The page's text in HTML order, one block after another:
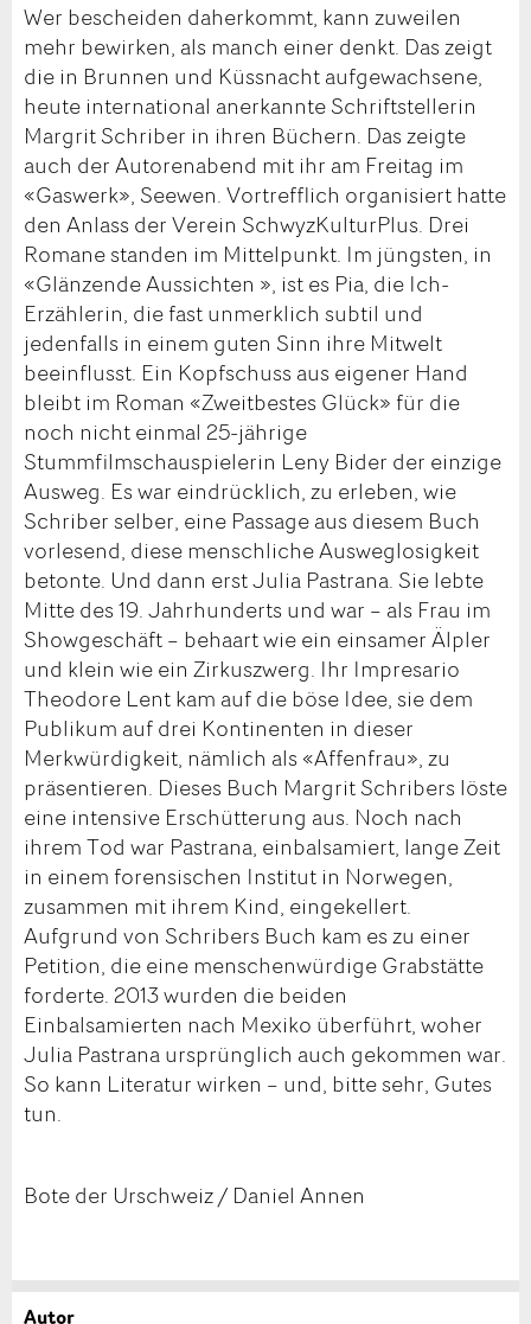
Wer bescheiden daherkommt, kann zuweilen
mehr bewirken, als manch einer denkt. Das zeigt
die in Brunnen und Küssnacht aufgewachsene,
heute international anerkannte Schriftstellerin
Margrit Schriber in ihren Büchern. Das zeigte
auch der Autorenabend mit ihr am Freitag im
«Gaswerk», Seewen. Vortrefflich organisiert hatte
den Anlass der Verein SchwyzKulturPlus. Drei
Romane standen im Mittelpunkt. Im jüngsten, in
«Glänzende Aussichten », ist es Pia, die Ich-
Erzählerin, die fast unmerklich subtil und
jedenfalls in einem guten Sinn ihre Mitwelt
beeinflusst. Ein Kopfschuss aus eigener Hand
bleibt im Roman «Zweitbestes Glück» für die
noch nicht einmal 25-jährige
Stummfilmschauspielerin Leny Bider der einzige
Ausweg. Es war eindrücklich, zu erleben, wie
Schriber selber, eine Passage aus diesem Buch
vorlesend, diese menschliche Ausweglosigkeit
betonte. Und dann erst Julia Pastrana. Sie lebte
Mitte des 19. Jahrhunderts und war – als Frau im
Showgeschäft – behaart wie ein einsamer Älpler
und klein wie ein Zirkuszwerg. Ihr Impresario
Theodore Lent kam auf die böse Idee, sie dem
Publikum auf drei Kontinenten in dieser
Merkwürdigkeit, nämlich als «Affenfrau», zu
präsentieren. Dieses Buch Margrit Schribers löste
eine intensive Erschütterung aus. Noch nach
ihrem Tod war Pastrana, einbalsamiert, lange Zeit
in einem forensischen Institut in Norwegen,
zusammen mit ihrem Kind, eingekellert.
Aufgrund von Schribers Buch kam es zu einer
Petition, die eine menschenwürdige Grabstätte
forderte. 2013 wurden die beiden
Einbalsamierten nach Mexiko überführt, woher
Julia Pastrana ursprünglich auch gekommen war.
So kann Literatur wirken – und, bitte sehr, Gutes
tun.
Bote der Urschweiz / Daniel Annen
Autor